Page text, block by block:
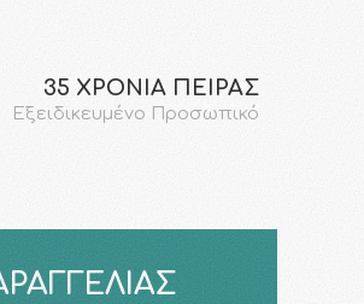
35 ΧΡΟΝΙΑ ΠΕΙΡΑΣ
Εξειδικευμένο Προσωπικό